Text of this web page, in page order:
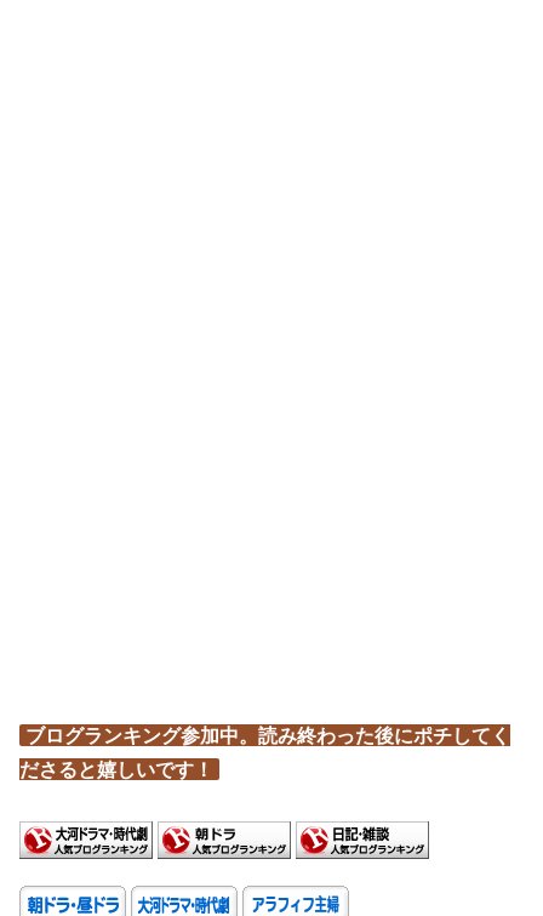
ブログランキング参加中。読み終わった後にポチしてく
ださると嬉しいです！